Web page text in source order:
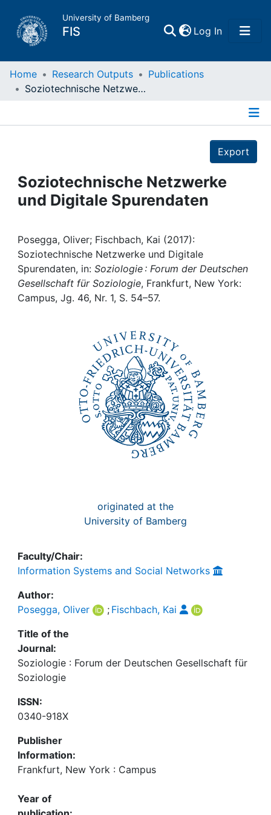
University of Bamberg
FIS Log In(current)
Home
Projects
People
Institutions
Awards
My FIS
Home Research Outputs
Publications
Soziotechnische Netzwerke und Digitale Spurendaten
Export
Soziotechnische Netzwerke
und Digitale Spurendaten
Posegga, Oliver; Fischbach, Kai (2017):
Soziotechnische Netzwerke und Digitale
Spurendaten, in: Soziologie : Forum der Deutschen
Gesellschaft für Soziologie, Frankfurt, New York:
Campus, Jg. 46, Nr. 1, S. 54–57.
originated at the
University of Bamberg
Faculty/Chair:
Information Systems and Social Networks
Author:
Posegga, Oliver
; Fischbach, Kai
Title of the
Journal:
Soziologie : Forum der Deutschen Gesellschaft für
Soziologie
ISSN:
0340-918X
Publisher
Information:
Frankfurt, New York : Campus
Year of